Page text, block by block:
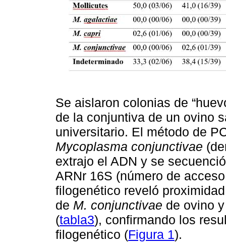
Se aislaron colonias de
de la conjuntiva de un ovino
universitario. El método de
Mycoplasma conjunctivae
extrajo el ADN y se
ARNr 16S (número de
filogenético reveló
de M. conjunctivae de ovino
(tabla3), confirmando los
filogenético (Figura 1).